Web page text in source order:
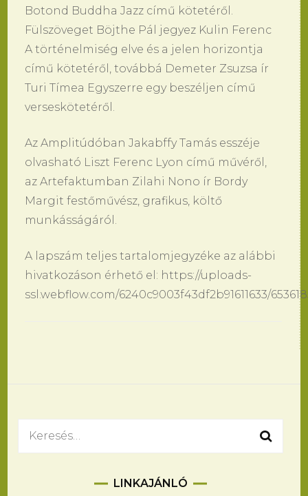
Botond Buddha Jazz című kötetéről.
Fülszöveget Böjthe Pál jegyez Kulin Ferenc
A történelmiség elve és a jelen horizontja
című kötetéről, továbbá Demeter Zsuzsa ír
Turi Tímea Egyszerre egy beszéljen című
verseskötetéről.
Az Amplitúdóban Jakabffy Tamás esszéje
olvasható Liszt Ferenc Lyon című művéről,
az Artefaktumban Zilahi Nono ír Bordy
Margit festőművész, grafikus, költő
munkásságáról.
A lapszám teljes tartalomjegyzéke az alábbi
hivatkozáson érhető el: https://uploads-
ssl.webflow.com/6240c9003f43df2b91611633/
Keresés:
LINKAJÁNLÓ